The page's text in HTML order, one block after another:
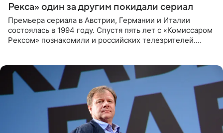
Рекса» один за другим покидали сериал
Премьера сериала в Австрии, Германии и Италии
состоялась в 1994 году. Спустя пять лет с «Комиссаром
Рексом» познакомили и российских телезрителей.